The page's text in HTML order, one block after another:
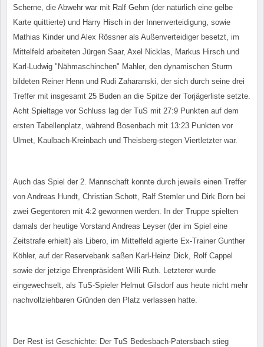
Scherne, die Abwehr war mit Ralf Gehm (der natürlich eine gelbe
Karte quittierte) und Harry Hisch in der Innenverteidigung, sowie
Mathias Kinder und Alex Rössner als Außenverteidiger besetzt, im
Mittelfeld arbeiteten Jürgen Saar, Axel Nicklas, Markus Hirsch und
Karl-Ludwig "Nähmaschinchen" Mahler, den dynamischen Sturm
bildeten Reiner Henn und Rudi Zaharanski, der sich durch seine drei
Treffer mit insgesamt 25 Buden an die Spitze der Torjägerliste setzte.
Acht Spieltage vor Schluss lag der TuS mit 27:9 Punkten auf dem
ersten Tabellenplatz, während Bosenbach mit 13:23 Punkten vor
Ulmet, Kaulbach-Kreinbach und Theisberg-stegen Viertletzter war.
Auch das Spiel der 2. Mannschaft konnte durch jeweils einen Treffer
von Andreas Hundt, Christian Schott, Ralf Stemler und Dirk Born bei
zwei Gegentoren mit 4:2 gewonnen werden. In der Truppe spielten
damals der heutige Vorstand Andreas Leyser (der im Spiel eine
Zeitstrafe erhielt) als Libero, im Mittelfeld agierte Ex-Trainer Gunther
Köhler, auf der Reservebank saßen Karl-Heinz Dick, Rolf Cappel
sowie der jetzige Ehrenpräsident Willi Ruth. Letzterer wurde
eingewechselt, als TuS-Spieler Helmut Gilsdorf aus heute nicht mehr
nachvollziehbaren Gründen den Platz verlassen hatte.
Der Rest ist Geschichte: Der TuS Bedesbach-Patersbach stieg